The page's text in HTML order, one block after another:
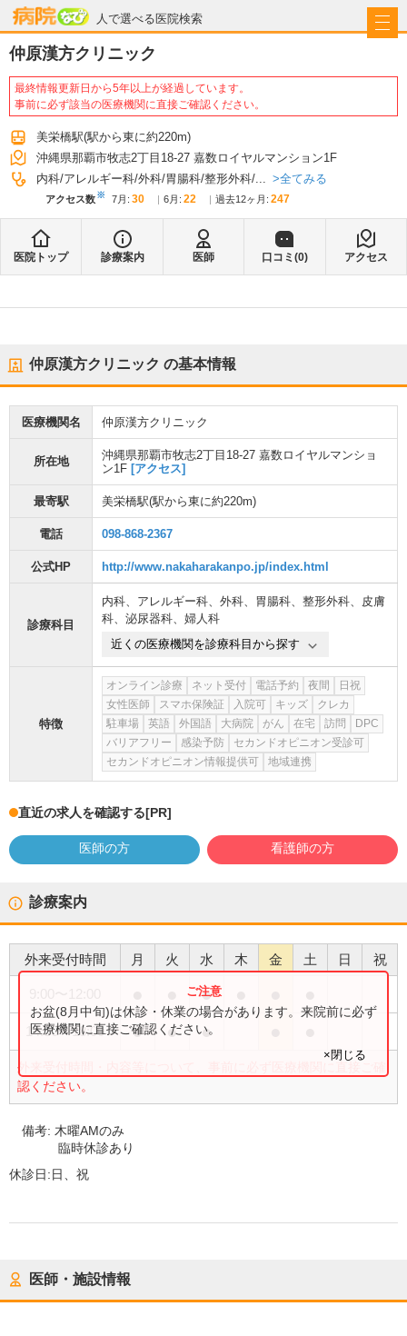
人で選べる医院検索
病院なび
仲原漢方クリニック
最終情報更新日から5年以上が経過しています。
事前に必ず該当の医療機関に直接ご確認ください。
美栄橋駅(駅から東に約220m)
沖縄県那覇市牧志2丁目18-27 嘉数ロイヤルマンション1F
内科 アレルギー科 外科 胃腸科 整形外科 ... 全てみる
アクセス数※ 7月 : 30 6月 : 22 過去12ヶ月: 247
医院トップ 診療案内 医師 口コミ(0) アクセス
仲原漢方クリニック の基本情報
医療機関名 仲原漢方クリニック
所在地
沖縄県那覇市牧志2丁目18-27 嘉数ロイヤルマンショ
ン1F [アクセス]
最寄駅 美栄橋駅(駅から東に約220m)
電話 098-868-2367
公式HP http://www.nakaharakanpo.jp/index.html
診療科目
内科、 アレルギー科、 外科、 胃腸科、 整形外科、 皮膚
科、 泌尿器科、 婦人科
近くの医療機関を診療科目から探す
特徴
オンライン診療 ネット受付 電話予約 夜間
日祝
女性医師
スマホ保険証 入院可 キッズ
クレカ
駐車場
英語 外国語 大病院 がん 在宅 訪問
DPC
バリアフリー
感染予防
セカンドオピニオン受診可
セカンドオピニオン情報提供可
地域連携
直近の求人を確認する[PR]
医師の方 看護師の方
診療案内
外来受付時間 月 火 水 木 金 土 日 祝
●
14:30〜18:00 ● ● ●
外来受付時間・内容等について、事前に必ず医療機関に直接ご確
認ください。
お盆(8月中旬)は休診・休業の場合があります。来院前に必ず
医療機関に直接ご確認ください。
×閉じる
備考: 木曜AMのみ
臨時休診あり
休診日:日、祝
医師・施設情報